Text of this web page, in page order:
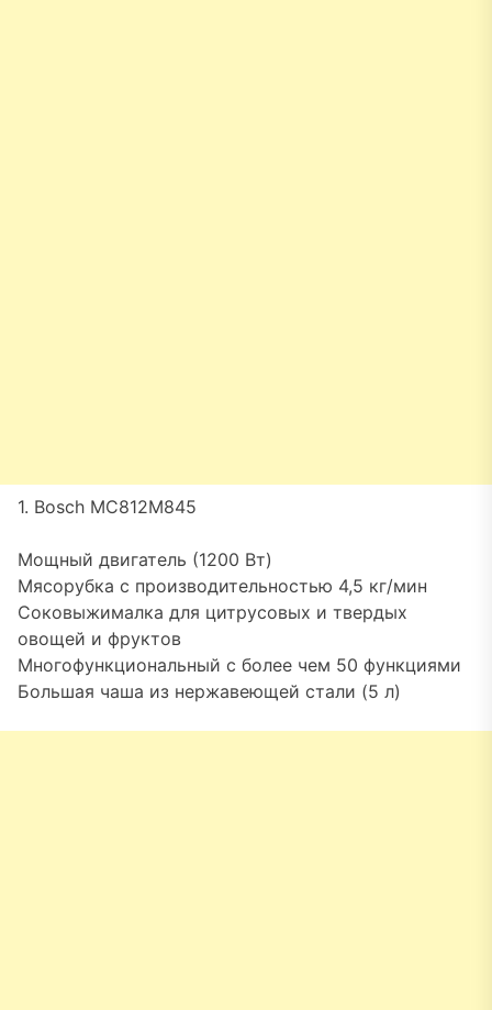
1. Bosch MC812M845
Мощный двигатель (1200 Вт)
Мясорубка с производительностью 4,5 кг/мин
Соковыжималка для цитрусовых и твердых
овощей и фруктов
Многофункциональный с более чем 50 функциями
Большая чаша из нержавеющей стали (5 л)